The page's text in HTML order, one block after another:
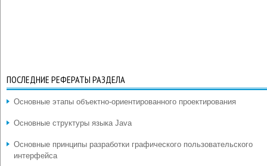
ПОСЛЕДНИЕ РЕФЕРАТЫ РАЗДЕЛА
Основные этапы объектно-ориентированного проектирования
Основные структуры языка Java
Основные принципы разработки графического пользовательского
интерфейса